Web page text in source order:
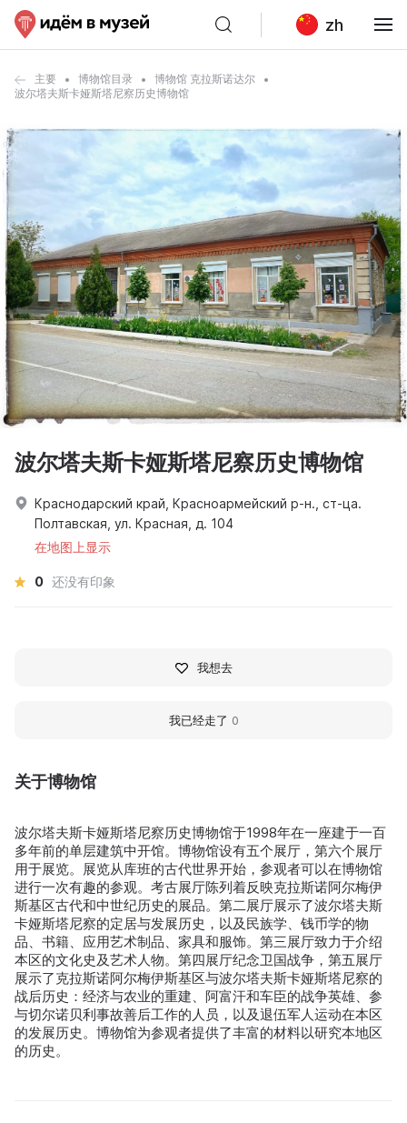
zh
主要 博物馆目录
博物馆 克拉斯诺达尔
波尔塔夫斯卡娅斯塔尼察历史博物馆
关于博物馆
波尔塔夫斯卡娅斯塔尼察历史博物馆于1998年在一座建于一百
多年前的单层建筑中开馆。博物馆设有五个展厅，第六个展厅
用于展览。展览从库班的古代世界开始，参观者可以在博物馆
进行一次有趣的参观。考古展厅陈列着反映克拉斯诺阿尔梅伊
斯基区古代和中世纪历史的展品。第二展厅展示了波尔塔夫斯
卡娅斯塔尼察的定居与发展历史，以及民族学、钱币学的物
品、书籍、应用艺术制品、家具和服饰。第三展厅致力于介绍
本区的文化史及艺术人物。第四展厅纪念卫国战争，第五展厅
展示了克拉斯诺阿尔梅伊斯基区与波尔塔夫斯卡娅斯塔尼察的
战后历史：经济与农业的重建、阿富汗和车臣的战争英雄、参
与切尔诺贝利事故善后工作的人员，以及退伍军人运动在本区
的发展历史。博物馆为参观者提供了丰富的材料以研究本地区
的历史。
波尔塔夫斯卡娅斯塔尼察历史博物馆
Краснодарский край, Красноармейский р-н., ст-ца.
Полтавская, ул. Красная, д. 104
在地图上显示
0 还没有印象
我想去
我已经走了 0